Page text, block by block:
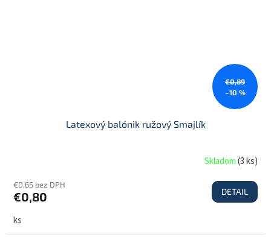
€0,89
–10 %
Latexový balónik ružový Smajlík
Skladom(3 ks)
€0,65 bez DPH
€0,80 DETAIL
ks